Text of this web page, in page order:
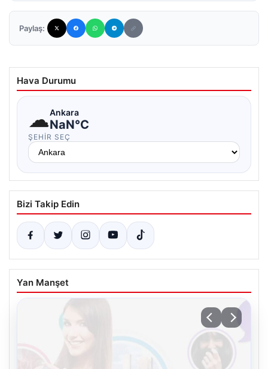
Paylaş:
Hava Durumu
☁Ankara
NaN°C
ŞEHIR SEÇ
Bizi Takip Edin
Yan Manşet